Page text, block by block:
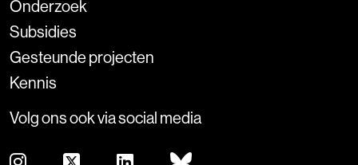
Onderzoek
Subsidies
Gesteunde projecten
Kennis
Volg ons ook via social media